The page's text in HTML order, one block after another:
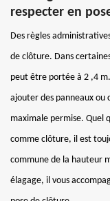
respecter en
Des règles
de clôture. Dans
peut être portée à 2 ,4
ajouter des panneaux
maximale permise. Quel
comme clôture, il est
commune de la hauteur
élagage, il vous